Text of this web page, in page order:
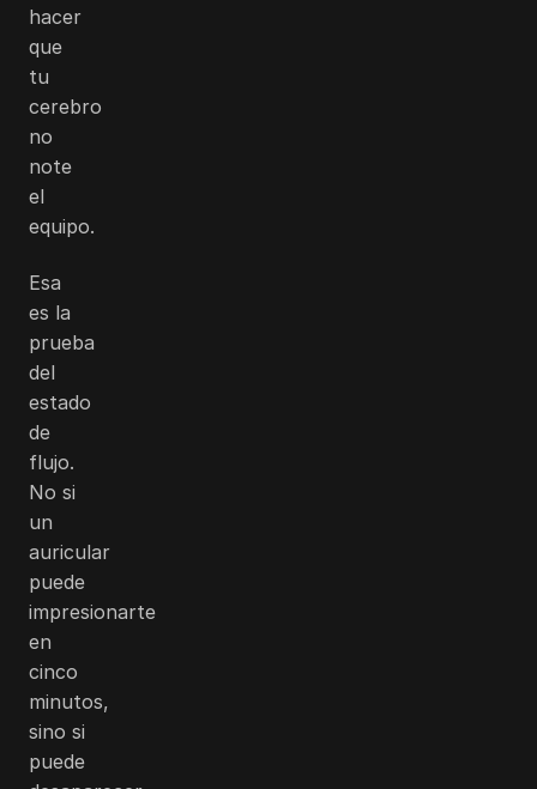
hacer
que
tu
cerebro
no
note
el
equipo.
Esa
es la
prueba
del
estado
de
flujo.
No si
un
auricular
puede
impresionarte
en
cinco
minutos,
sino si
puede